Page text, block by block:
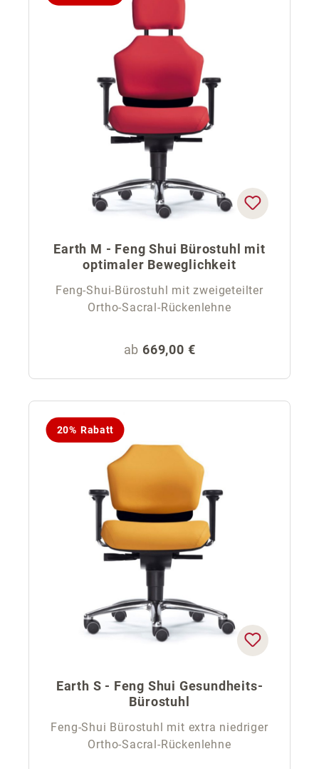
Earth M - Feng Shui Bürostuhl mit
optimaler Beweglichkeit
Feng-Shui-Bürostuhl mit zweigeteilter
Ortho-Sacral-Rückenlehne
Regulärer Preis:
ab 669,00 €
20% Rabatt
Earth S - Feng Shui Gesundheits-
Bürostuhl
Feng-Shui Bürostuhl mit extra niedriger
Ortho-Sacral-Rückenlehne